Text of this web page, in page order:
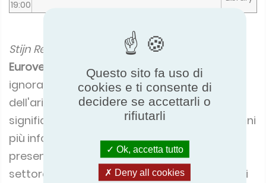
19:00
Stijn Renneboog
, vice segretario generale di
Eurovent
, ha dichiarato: “Non possiamo
ignorare gli effetti di una cattiva qualità
dell'aria condizionata su una parte
significativa della popolazione, durante gli anni
più informativi della loro vita. La conferenza
presenterà le ultime ricerche, le intuizioni del
settore e le storie di vita reale sugli impatti e i
Questo sito fa uso di
cookies e ti consente di
decidere se accettarli o
rifiutarli
Ok, accetta tutto
Deny all cookies